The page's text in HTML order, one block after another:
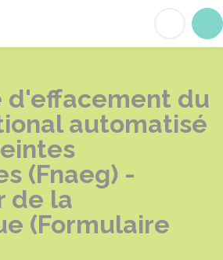
d'effacement du
automatisé
(Fnaeg) -
de la
(Formulaire